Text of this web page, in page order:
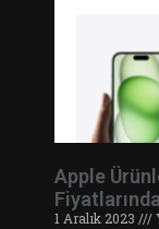
Apple
1 Aralık 2023